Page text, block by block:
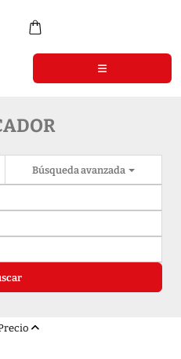
Búsqueda avanzada